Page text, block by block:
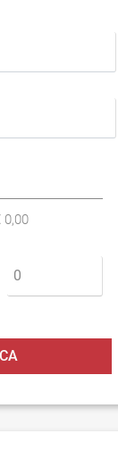
0,00
Prezzo massimo